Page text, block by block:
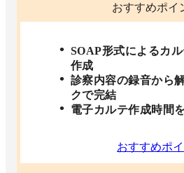
おすすめポイ
SOAP形式によるカ
作成
診察内容の録音から
クで完結
電子カルテ作成時間
おすすめポ